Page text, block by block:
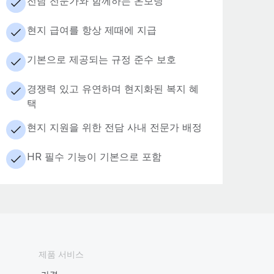
현지 급여를 항상 제때에 지급
기본으로 제공되는 규정 준수 보호
경쟁력 있고 유연하며 현지화된 복지 혜
택
현지 지원을 위한 전담 사내 전문가 배정
HR 필수 기능이 기본으로 포함
제품 서비스